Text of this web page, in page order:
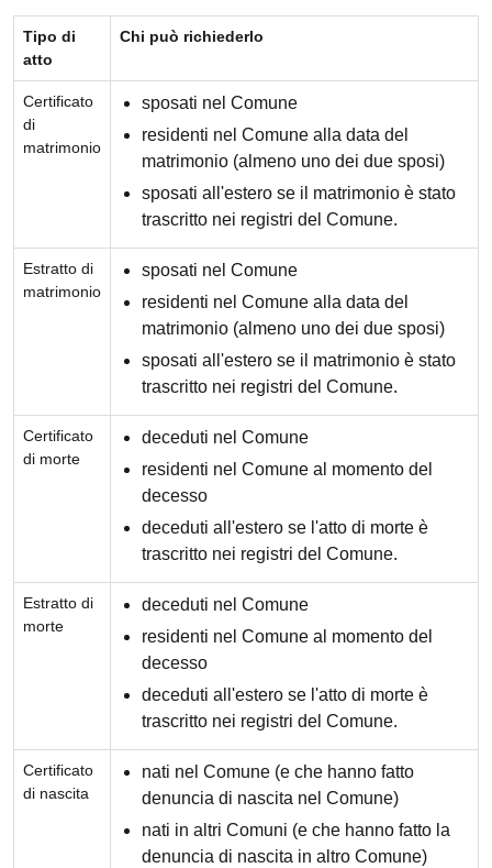
Tipo di
atto
Chi può richiederlo
Certificato
di
matrimonio
sposati nel Comune
residenti nel Comune alla data del
matrimonio (almeno uno dei due sposi)
sposati all'estero se il matrimonio è stato
trascritto nei registri del Comune.
Estratto di
matrimonio
sposati nel Comune
residenti nel Comune alla data del
matrimonio (almeno uno dei due sposi)
sposati all'estero se il matrimonio è stato
trascritto nei registri del Comune.
Certificato
di morte
deceduti nel Comune
residenti nel Comune al momento del
decesso
deceduti all'estero se l'atto di morte è
trascritto nei registri del Comune.
Estratto di
morte
deceduti nel Comune
residenti nel Comune al momento del
decesso
deceduti all'estero se l'atto di morte è
trascritto nei registri del Comune.
Certificato
di nascita
nati nel Comune (e che hanno fatto
denuncia di nascita nel Comune)
nati in altri Comuni (e che hanno fatto la
denuncia di nascita in altro Comune)